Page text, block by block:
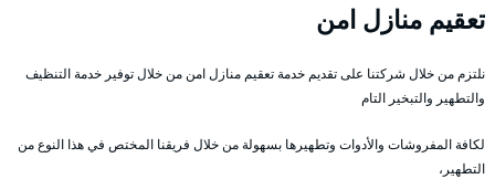
تعقيم منازل امن
نلتزم من خلال شركتنا على تقديم خدمة تعقيم منازل امن من خلال توفير خدمة التنظيف
والتطهير والتبخير التام
لكافة المفروشات والأدوات وتطهيرها بسهولة من خلال فريقنا المختص في هذا النوع من
التطهير،